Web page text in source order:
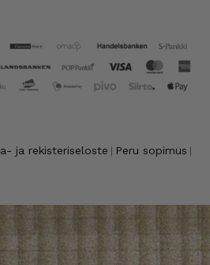
ja rekisteriseloste Peru sopimus